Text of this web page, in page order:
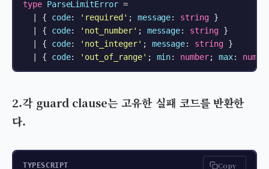
type ParseLimitError =
  | {
code: 'required' ; message: string }
  | {
code: 'not_number' ; message: string }
  | {
code: 'not_integer' ; message: string }
  | {
code: 'out_of_range' ; min: number; max:
2.각 guard clause는 고유한 실패 코드를 반환한
다.
TYPESCRIPT Copy